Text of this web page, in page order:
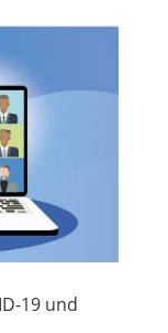
19 und